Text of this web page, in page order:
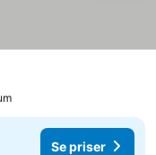
Se priser